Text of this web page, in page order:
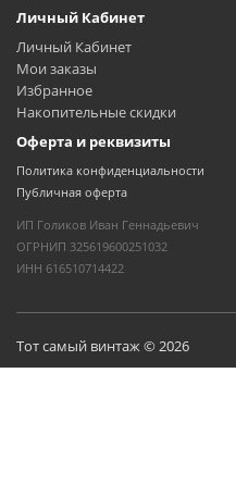
Личный Кабинет
Личный Кабинет
Мои заказы
Избранное
Накопительные скидки
Оферта и реквизиты
Политика конфиденциальности
Публичная оферта
ИП Голиков Иван Геннадьевич
ОГРНИП 325619600251032
ИНН 616510714422
Тот самый винтаж © 2026